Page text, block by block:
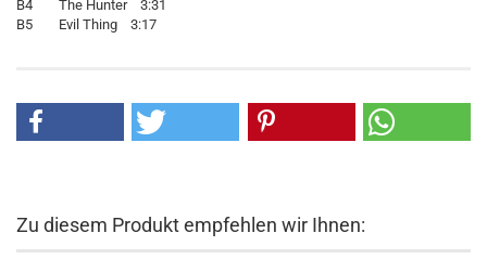
B4 The Hunter 3:31
B5 Evil Thing 3:17
Zu diesem Produkt empfehlen wir Ihnen: